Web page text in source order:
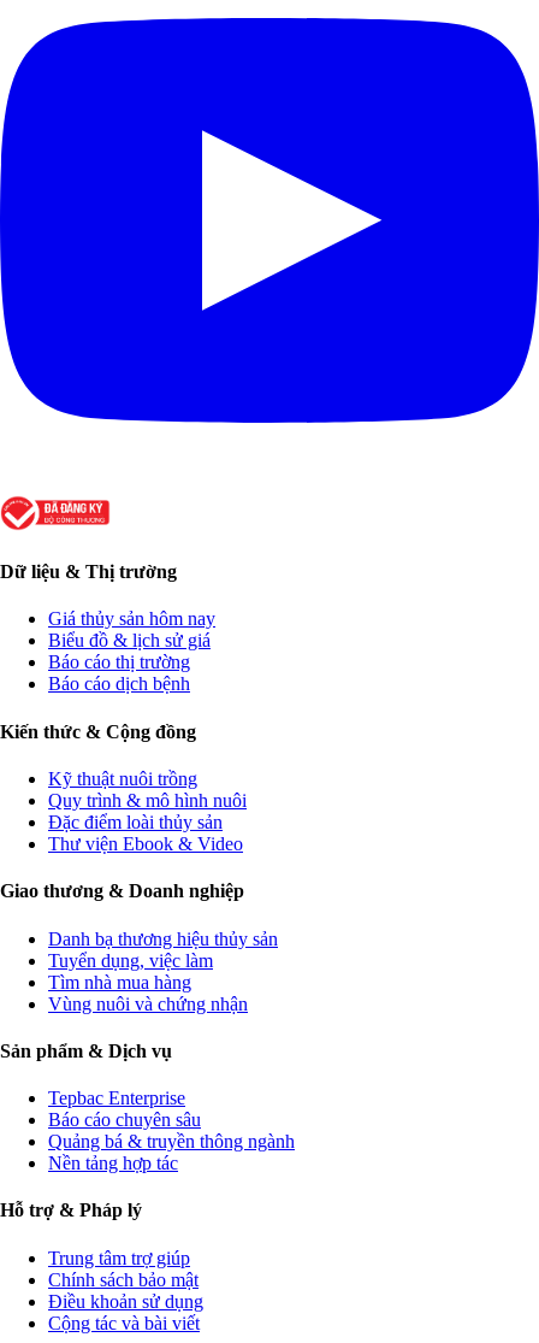
Dữ liệu & Thị trường
Giá thủy sản hôm nay
Biểu đồ & lịch sử giá
Báo cáo thị trường
Báo cáo dịch bệnh
Kiến thức & Cộng đồng
Kỹ thuật nuôi trồng
Quy trình & mô hình nuôi
Đặc điểm loài thủy sản
Thư viện Ebook & Video
Giao thương & Doanh nghiệp
Danh bạ thương hiệu thủy sản
Tuyển dụng, việc làm
Tìm nhà mua hàng
Vùng nuôi và chứng nhận
Sản phẩm & Dịch vụ
Tepbac Enterprise
Báo cáo chuyên sâu
Quảng bá & truyền thông ngành
Nền tảng hợp tác
Hỗ trợ & Pháp lý
Trung tâm trợ giúp
Chính sách bảo mật
Điều khoản sử dụng
Cộng tác và bài viết